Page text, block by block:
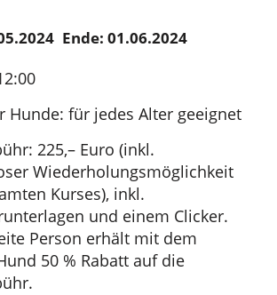
Ende: 01.06.2024
Hunde: für jedes Alter geeignet
225,– Euro (inkl.
Wiederholungsmöglichkeit
Kurses), inkl.
und einem Clicker.
Person erhält mit dem
50 % Rabatt auf die